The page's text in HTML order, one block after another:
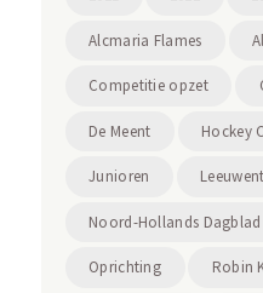
Alcmaria Flames
Competitie opzet
De Meent Hockey
Junioren
Noord-Hollands Dagblad
Oprichting Robin